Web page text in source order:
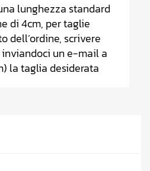
lunghezza standard
di 4cm, per taglie
dell’ordine, scrivere
un e-mail a
la taglia desiderata